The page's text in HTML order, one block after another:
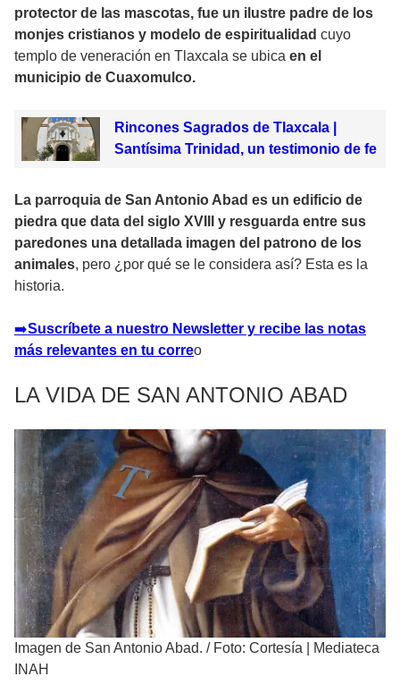
protector de las mascotas, fue un ilustre padre de los
monjes cristianos y modelo de espiritualidad cuyo
templo de veneración en Tlaxcala se ubica en el
municipio de Cuaxomulco.
Rincones Sagrados de Tlaxcala |
Santísima Trinidad, un testimonio de fe
La parroquia de San Antonio Abad es un edificio de
piedra que data del siglo XVIII y resguarda entre sus
paredones una detallada imagen del patrono de los
animales, pero ¿por qué se le considera así? Esta es la
historia.
➡️Suscríbete a nuestro Newsletter y recibe las notas
más relevantes en tu correo
LA VIDA DE SAN ANTONIO ABAD
Imagen de San Antonio Abad. / Foto: Cortesía | Mediateca
INAH